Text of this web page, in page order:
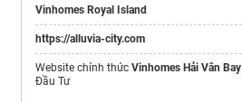
Vinhomes Royal Island
https://alluvia-city.com
Website chính thức Vinhomes Hải Vân Bay
Đầu Tư